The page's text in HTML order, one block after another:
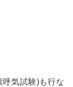
呼気試験)も行な